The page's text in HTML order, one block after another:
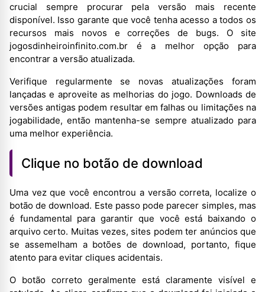
crucial sempre procurar pela versão mais recente
disponível. Isso garante que você tenha acesso a todos os
recursos mais novos e correções de bugs. O site
jogosdinheiroinfinito.com.br é a melhor opção para
encontrar a versão atualizada.
Verifique regularmente se novas atualizações foram
lançadas e aproveite as melhorias do jogo. Downloads de
versões antigas podem resultar em falhas ou limitações na
jogabilidade, então mantenha-se sempre atualizado para
uma melhor experiência.
Clique no botão de download
Uma vez que você encontrou a versão correta, localize o
botão de download. Este passo pode parecer simples, mas
é fundamental para garantir que você está baixando o
arquivo certo. Muitas vezes, sites podem ter anúncios que
se assemelham a botões de download, portanto, fique
atento para evitar cliques acidentais.
O botão correto geralmente está claramente visível e